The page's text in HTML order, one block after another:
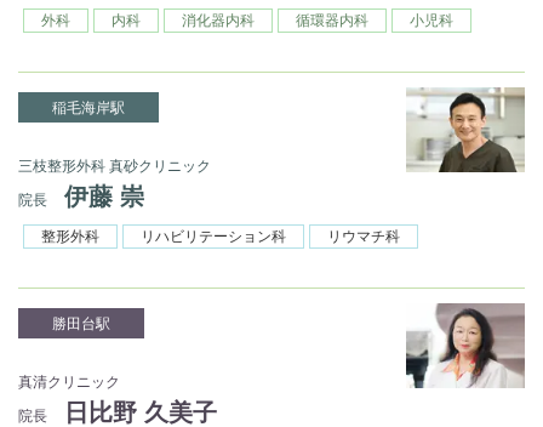
外科 内科 消化器内科 循環器内科 小児科
稲毛海岸駅
三枝整形外科 真砂クリニック
院長
伊藤 崇
整形外科 リハビリテーション科 リウマチ科
勝田台駅
真清クリニック
院長
日比野 久美子